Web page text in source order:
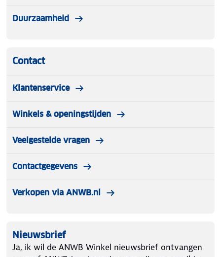
Duurzaamheid
Contact
Klantenservice
Winkels & openingstijden
Veelgestelde vragen
Contactgegevens
Verkopen via ANWB.nl
Nieuwsbrief
Ja, ik wil de ANWB Winkel nieuwsbrief ontvangen